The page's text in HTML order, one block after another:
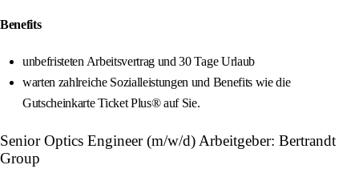
Benefits
unbefristeten Arbeitsvertrag und 30 Tage Urlaub
warten zahlreiche Sozialleistungen und Benefits wie die
Gutscheinkarte Ticket Plus® auf Sie.
Senior Optics Engineer (m/w/d) Arbeitgeber: Bertrandt
Group